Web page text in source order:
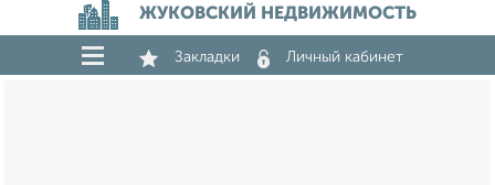
ЖУКОВСКИЙ НЕДВИЖИМОСТЬ
Закладки Личный кабинет